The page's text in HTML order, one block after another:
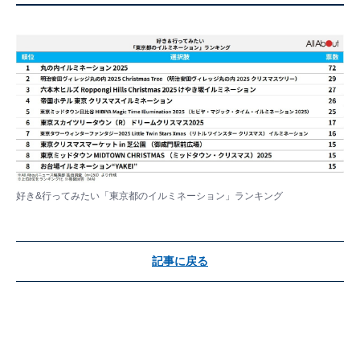
好き&行ってみたい「東京都のイルミネーション」ランキング
記事に戻る